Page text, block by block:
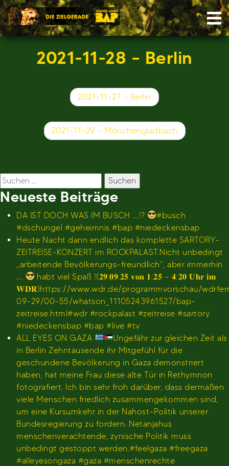
Skip
to
content
2021-11-28 – Berlin
Beitragsnavigation
2021-11-27 – Berlin
2021-11-29 – Mönchengladbach
Suchen
nach:
Neueste Beiträge
DA IST DOCH WAS IM BUSCH ….!?
#busch
#dschungel #geheimnis #bap #niedeckensbap
Heute Nacht dann endlich das komplette SARTORY-
ZEITREISE-KONZERT im ROCKPALAST.Nicht unbedingt
„arbeitende Bevölkerungs-freundlich“, aber immerhin
….
habt viel Spaß !(𝟐𝟗.𝟎𝟗.𝟐𝟓 𝐯𝐨𝐧 𝟏:𝟐𝟓 – 𝟒:𝟐𝟎 𝐔𝐡𝐫 𝐢𝐦
𝐖𝐃𝐑)https://www.wdr.de/programmvorschau/
09-29/00-55/whatson_11105243961527/bap-
zeitreise.html#wdr #rockpalast #zeitreise #sartory
#niedeckensbap #bap #live #tv
ALL EYES ON GAZA
Ungefähr zur gleichen Zeit als
in Berlin Zehntausende ihr Mitgefühl für die
geschundene Bevölkerung in Gaza demonstriert
haben, hat meine Frau diese alte Tür in Rethymnon
fotografiert. Ich bin sehr froh darüber, dass dermaßen
viele Menschen friedlich zusammengekommen sind,
um eine Kursumkehr in der Nahost-Politik unserer
Bundesregierung zu fordern. Netanjahus
menschenverachtende, zynische Politik muss
unbedingt gestoppt werden.#feelgaza #freegaza
#alleyesongaza #gaza #menschenrechte